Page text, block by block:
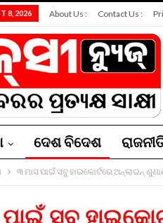
8, 2026 About Us : Contact Us :
ଦେଶ ବିଦେଶ
୩ ମାସ ପାଇଁ ସବୁ ହାଇକୋର୍ଟରେ ଅନ୍‌ଲାଇନ୍‌
ସବୁ